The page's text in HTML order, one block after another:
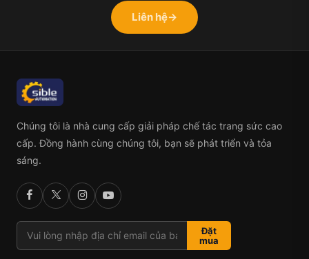
Liên hệ→
Chúng tôi là nhà cung cấp giải pháp chế tác trang sức cao
cấp. Đồng hành cùng chúng tôi, bạn sẽ phát triển và tỏa
sáng.
Đặt
mua